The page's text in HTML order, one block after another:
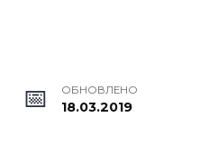
ОБНОВЛЕНО
18.03.2019